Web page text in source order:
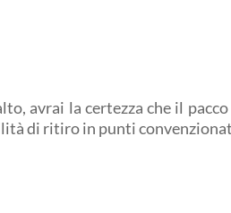
avrai la certezza che il
di ritiro in punti